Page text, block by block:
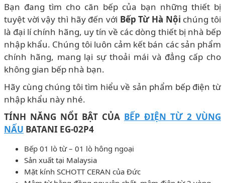
Bạn đang tìm cho căn bếp của bạn những thiết bị
tuyệt vời vậy thì hãy đến với Bếp Từ Hà Nội chúng tôi
là đại lí chính hãng, uy tín về các dòng thiết bị nhà bếp
nhập khẩu. Chúng tôi luôn cảm kết bán các sản phẩm
chính hãng, mang lại sự thoải mái và đẳng cấp cho
không gian bếp nhà bạn.
Hãy cùng chúng tôi tìm hiểu về sản phẩm bếp điện từ
nhập khẩu này nhé.
TÍNH NĂNG NỔI BẬT CỦA BẾP ĐIỆN TỪ 2 VÙNG
NẤU BATANI EG-02P4
Bếp 01 lò từ – 01 lò hông ngoại
Sản xuất tại Malaysia
Mặt kính SCHOTT CERAN của Đức